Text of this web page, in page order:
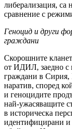
либерализация, са
сравнение с
Геноцид и други
граждани
Скорошните
от ИДИЛ, заедно с
граждани в
наратив, според
и геноцидите
най-ужасяващите
в историческа
идентифицирани и